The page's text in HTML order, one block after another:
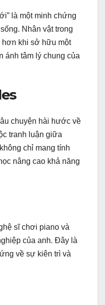
là một minh chứng
Nhân vật trong
hơn khi sở hữu một
ánh tâm lý chung của
chuyện hài hước về
tranh luận giữa
chỉ mang tính
nâng cao khả năng
sĩ chơi piano và
của anh. Đây là
về sự kiên trì và